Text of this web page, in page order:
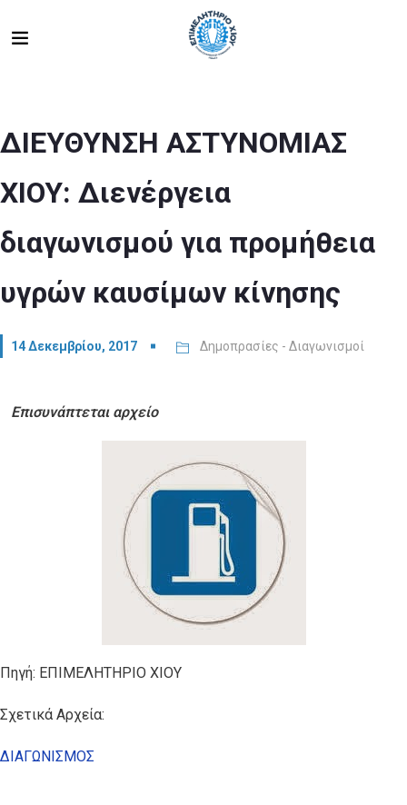
ΔΙΕΥΘΥΝΣΗ ΑΣΤΥΝΟΜΙΑΣ
ΧΙΟΥ: Διενέργεια
διαγωνισμού για προμήθεια
υγρών καυσίμων κίνησης
14 Δεκεμβρίου, 2017 Δημοπρασίες - Διαγωνισμοί
Επισυνάπτεται αρχείο
Πηγή: ΕΠΙΜΕΛΗΤΗΡΙΟ ΧΙΟΥ
Σχετικά Αρχεία:
ΔΙΑΓΩΝΙΣΜΟΣ